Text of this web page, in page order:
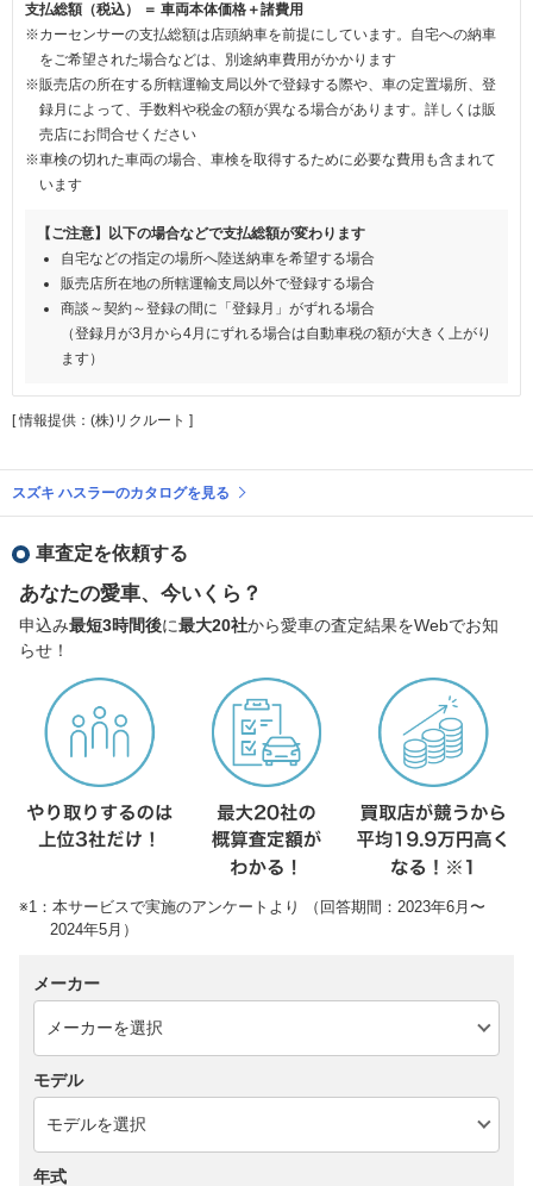
支払総額（税込） ＝ 車両本体価格＋諸費用
※カーセンサーの支払総額は店頭納車を前提にしています。自宅への納車
をご希望された場合などは、別途納車費用がかかります
※販売店の所在する所轄運輸支局以外で登録する際や、車の定置場所、登
録月によって、手数料や税金の額が異なる場合があります。詳しくは販
売店にお問合せください
※車検の切れた車両の場合、車検を取得するために必要な費用も含まれて
います
【ご注意】以下の場合などで支払総額が変わります
自宅などの指定の場所へ陸送納車を希望する場合
販売店所在地の所轄運輸支局以外で登録する場合
商談～契約～登録の間に「登録月」がずれる場合
（登録月が3月から4月にずれる場合は自動車税の額が大きく上がり
ます）
[ 情報提供：(株)リクルート ]
スズキ ハスラーのカタログを見る
車査定を依頼する
あなたの愛車、今いくら？
申込み最短3時間後に最大20社から愛車の査定結果をWebでお知
らせ！
※1：本サービスで実施のアンケートより （回答期間：2023年6月〜
2024年5月）
メーカー
モデル
年式